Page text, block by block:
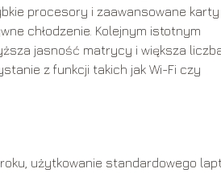
procesory i zaawansowane karty
chłodzenie. Kolejnym istotnym
jasność matrycy i większa
z funkcji takich jak Wi-Fi czy
użytkowanie standardowego